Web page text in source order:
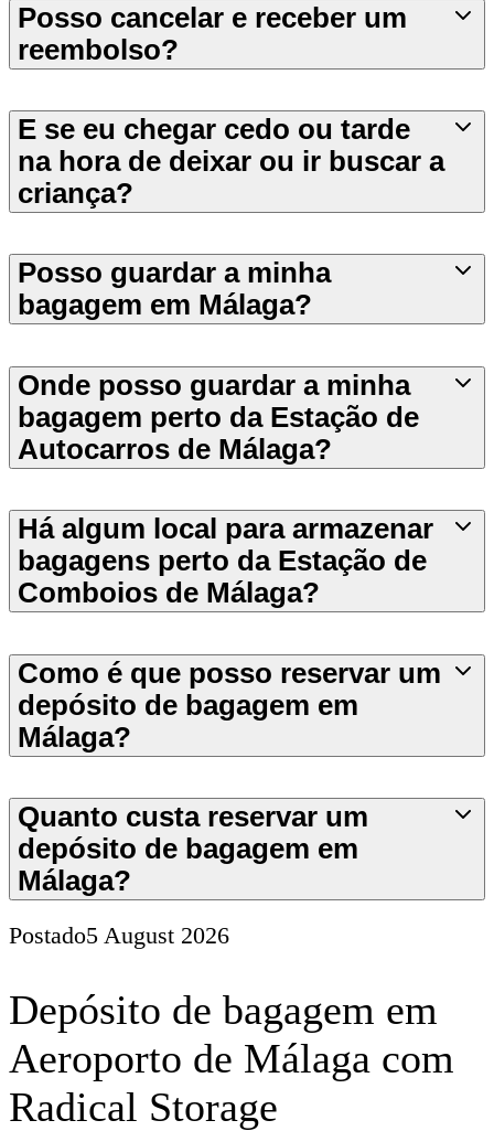
Posso cancelar e receber um
reembolso?
E se eu chegar cedo ou tarde
na hora de deixar ou ir buscar a
criança?
Posso guardar a minha
bagagem em Málaga?
Onde posso guardar a minha
bagagem perto da Estação de
Autocarros de Málaga?
Há algum local para armazenar
bagagens perto da Estação de
Comboios de Málaga?
Como é que posso reservar um
depósito de bagagem em
Málaga?
Quanto custa reservar um
depósito de bagagem em
Málaga?
Postado5 August 2026
Depósito de bagagem em
Aeroporto de Málaga com
Radical Storage